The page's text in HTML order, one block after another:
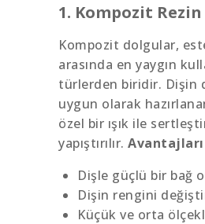
1. Kompozit
Kompozit dolgular,
arasında en yaygın
türlerden biridir. Dişin
uygun olarak
özel bir ışık ile
yapıştırılır.
Dişle güçlü bir bağ
Dişin rengini
Küçük ve orta